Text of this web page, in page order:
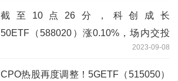
截至10点26分，科创成长
50ETF（588020）涨0.10%，场内交投
活跃；重仓股中芯片概念股涨幅居前，芯
源微涨3.17%、
2023-09-08
CPO热股再度调整！5GETF（515050）